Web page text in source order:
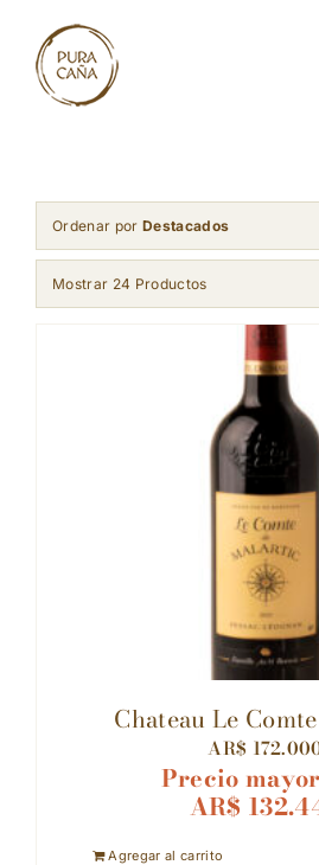
content
Ordenar por Destacados
Mostrar 24 Productos
Chateau Le
AR$
Precio
AR$
Agregar al carrito